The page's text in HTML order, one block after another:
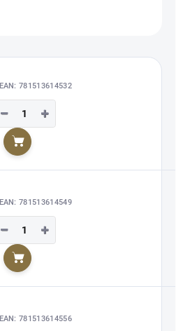
EAN: 781513614532
+
−
Do košíku
EAN: 781513614549
+
−
Do košíku
EAN: 781513614556